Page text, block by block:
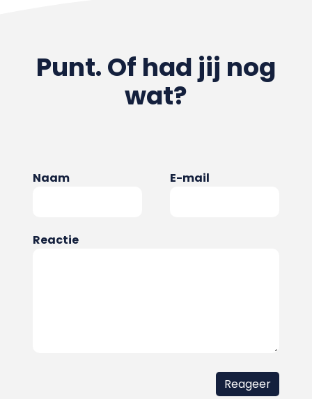
Punt. Of had jij nog
wat?
Naam E-mail
Reactie